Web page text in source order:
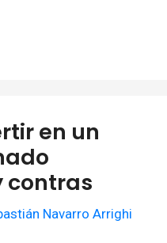
en un
contras
Navarro Arrighi